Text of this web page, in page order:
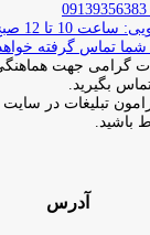
شما تماس گرفته
گرامی جهت هماهنگی
بگیرید.
تبلیغات در
باشید.
آدرس